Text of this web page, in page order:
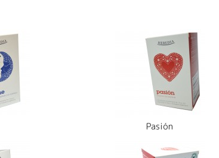
Pasión